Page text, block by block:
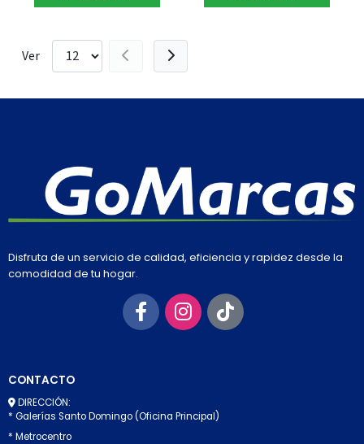
Ver
Disfruta de un servicio de calidad, eficiencia y rapidez desde la
comodidad de tu hogar.
CONTACTO
DIRECCIÓN:
* Galerías Santo Domingo (Oficina Principal)
* Metrocentro